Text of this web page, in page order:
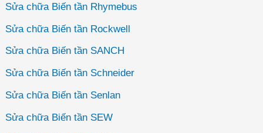
Sửa chữa Biến tần Rhymebus
Sửa chữa Biến tần Rockwell
Sửa chữa Biến tần SANCH
Sửa chữa Biến tần Schneider
Sửa chữa Biến tần Senlan
Sửa chữa Biến tần SEW